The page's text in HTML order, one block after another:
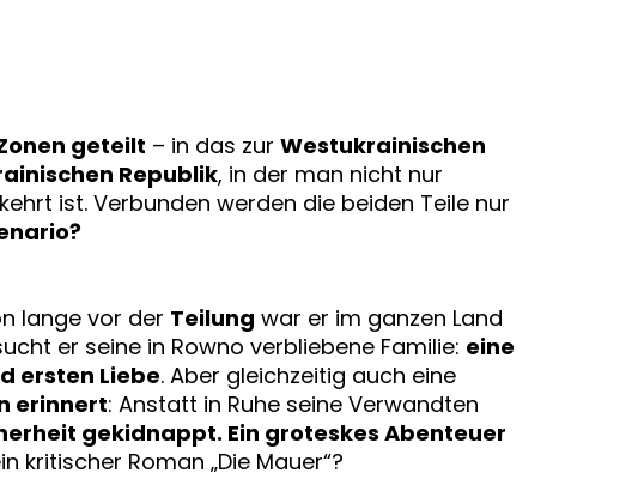
geteilt – in das zur Westukrainischen
Republik, in der man nicht nur
ist. Verbunden werden die beiden Teile nur
lange vor der Teilung war er im ganzen Land
er seine in Rowno verbliebene Familie: eine
ersten Liebe. Aber gleichzeitig auch eine
erinnert: Anstatt in Ruhe seine Verwandten
gekidnappt. Ein groteskes Abenteuer
Roman „Die Mauer“?